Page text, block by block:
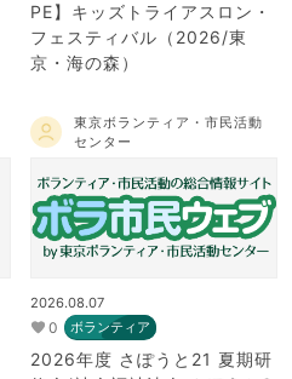
PE】キッズトライアスロン・
フェスティバル（2026/東
京・海の森）
東京ボランティア・市民活動
センター
2026.08.07
0 ボランティア
2026年度 さぽうと21 夏期研